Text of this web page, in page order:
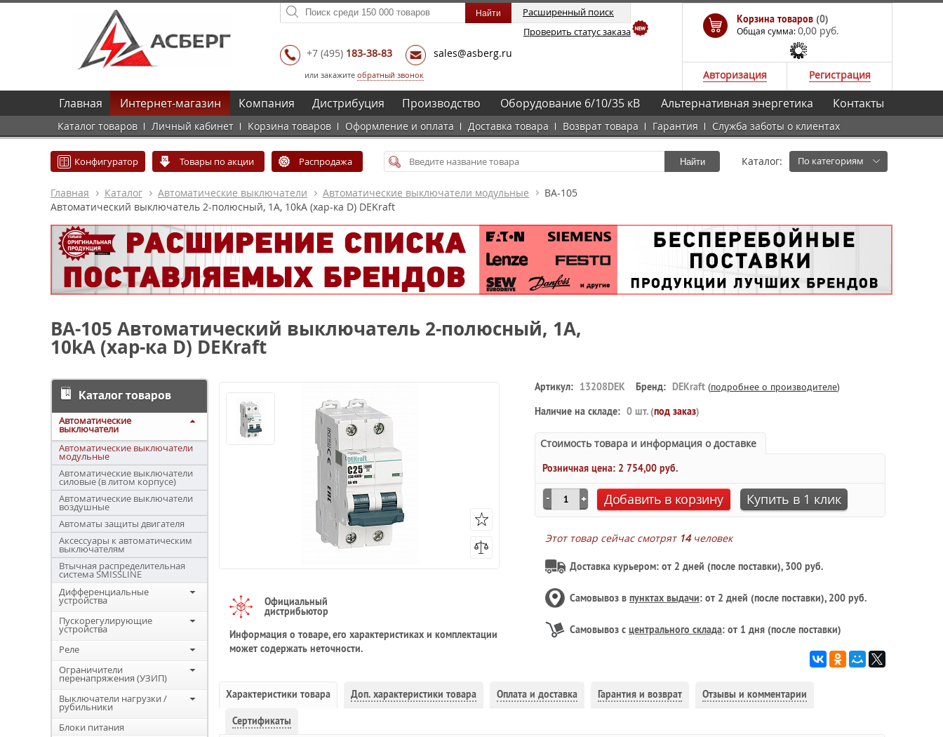
Расширенный поиск
Проверить статус заказа
+7 (495) 183-38-83 sales@asberg.ru
или закажите обратный звонок
Корзина товаров (0)
Общая сумма:0,00 руб.
Авторизация Регистрация
Главная Интернет-магазин
Каталог товаров Личный кабинет Корзина товаров Оформление и оплата Доставка товара Возврат товара Гарантия Служба заботы о клиентах
Компания Дистрибуция Производство Оборудование 6/10/35 кВ Альтернативная энергетика Контакты
Конфигуратор Товары по акции Распродажа Найти Каталог: По категориям
Главная Каталог Автоматические выключатели Автоматические выключатели модульные
ВА-105
Автоматический выключатель 2-полюсный, 1А, 10kА (хар-ка D) DEKraft
ВА-105 Автоматический выключатель 2-полюсный, 1А,
10kА (хар-ка D) DEKraft
Каталог товаров
Автоматические
выключатели
Автоматические выключатели
модульные
Автоматические выключатели
силовые (в литом корпусе)
Автоматические выключатели
воздушные
Автоматы защиты двигателя
Аксессуары к автоматическим
выключателям
Втычная распределительная
система SMISSLINE
Дифференциальные
устройства
Пускорегулирующие
устройства
Реле
Ограничители
перенапряжения (УЗИП)
Выключатели нагрузки /
рубильники
Блоки питания
Официальный
дистрибьютор
Информация о товаре, его характеристиках и комплектации
может содержать неточности.
Артикул: 13208DEK Бренд: DEKraft (подробнее о производителе)
Наличие на складе: 0 шт. (под заказ)
Стоимость товара и информация о доставке
Розничная цена: 2 754,00 руб.
Добавить в корзину Купить в 1 клик
Этот товар сейчас смотрят 14человек
Доставка курьером: от 2 дней (после поставки), 300 руб.
Самовывоз в пунктах выдачи: от 2 дней (после поставки), 200 руб.
Самовывоз с центрального склада: от 1 дня (после поставки)
Характеристики товара Доп. характеристики товара Оплата и доставка Гарантия и возврат Отзывы и комментарии
Сертификаты